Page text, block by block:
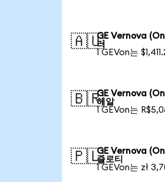
🇦🇺GE Vernova
러
1 GEVon는
🇧🇷GE Vernova
헤알
1 GEVon는
🇵🇱GE Vernova
즐로티
1 GEVon는 zł